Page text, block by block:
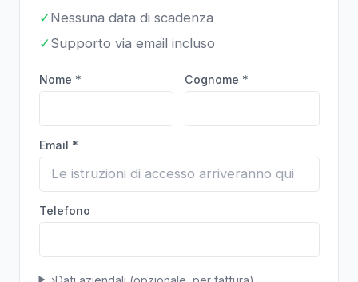
✓Nessuna data di scadenza
✓Supporto via email incluso
Nome * Cognome *
Email *
Telefono